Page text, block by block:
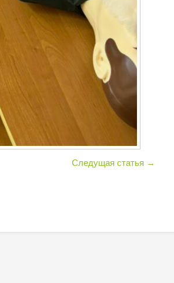
Следущая статья →